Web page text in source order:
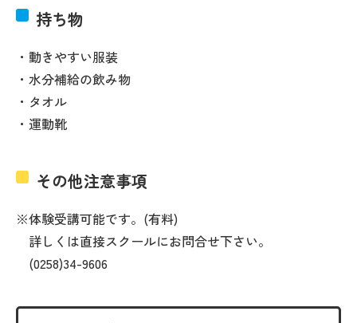
持ち物
・動きやすい服装
・水分補給の飲み物
・タオル
・運動靴
その他注意事項
※体験受講可能です。(有料)
詳しくは直接スクールにお問合せ下さい。
(0258)34-9606